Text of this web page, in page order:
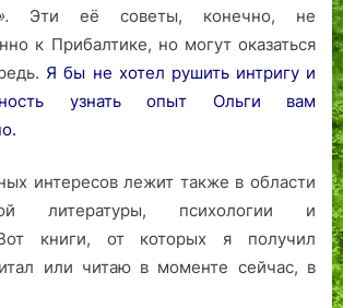
Эти её советы, конечно, не
к Прибалтике, но могут оказаться
Я бы не хотел рушить интригу и
узнать опыт Ольги вам
интересов лежит также в области
литературы, психологии и
книги, от которых я получил
или читаю в моменте сейчас, в